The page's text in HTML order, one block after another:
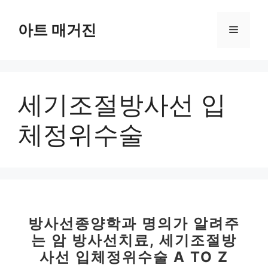
아트 매거진 메
세기조절방사선 입
체정위수술
방사선종양학과 명의가 알려주
는 암 방사선치료, 세기조절방
사선 입체정위수술 A TO Z